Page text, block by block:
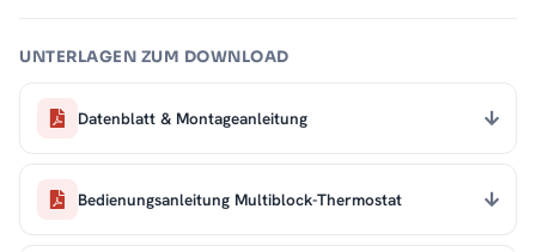
UNTERLAGEN ZUM DOWNLOAD
Datenblatt & Montageanleitung
Bedienungsanleitung Multiblock-Thermostat